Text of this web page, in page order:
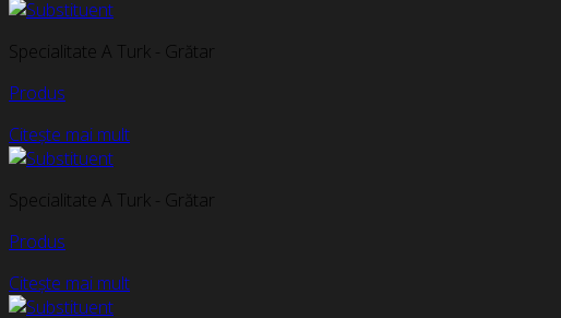
Specialitate A Turk - Grătar
Produs
Citește mai mult
Specialitate A Turk - Grătar
Produs
Citește mai mult